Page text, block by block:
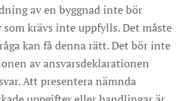
av en byggnad inte bör
som krävs inte uppfylls. Det måste
kan få denna rätt. Det bör inte
av ansvarsdeklarationen
Att presentera nämnda